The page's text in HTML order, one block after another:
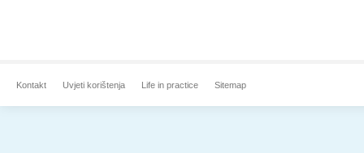
Kontakt Uvjeti korištenja Life in practice Sitemap